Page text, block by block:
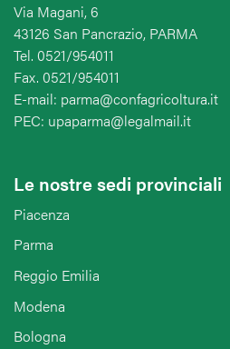
Via Magani, 6
43126 San Pancrazio, PARMA
Tel. 0521/954011
Fax. 0521/954011
E-mail: parma@confagricoltura.it
PEC: upaparma@legalmail.it
Le nostre sedi provinciali
Piacenza
Parma
Reggio Emilia
Modena
Bologna